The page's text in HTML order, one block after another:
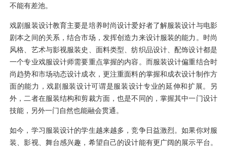
不能有差池。
戏剧服装设计教育主要是培养时尚设计爱好者了解服装设计与电影
剧本之间的关系，结合市场，发挥创造力来设计服装的能力。时尚
风格、艺术与影视服装史、面料类型、纺织品设计、配饰设计都是
一个专业戏服设计师需要重点掌握的内容。而服装设计偏重结合时
尚趋势和市场动态设计成衣，更注重面料的掌握和成衣设计制作方
面的能力，戏剧服装设计可谓是服装设计专业的延伸和扩展。另
外，二者在服装结构和剪裁方面，也是不同的，掌握其中一门设计
技能，另外一门自然也能融会贯通。
如今，学习服装设计的学生越来越多，竞争日益激烈。如果你对服
装、影视、舞台感兴趣，希望自己的设计能有更广阔的展示平台。